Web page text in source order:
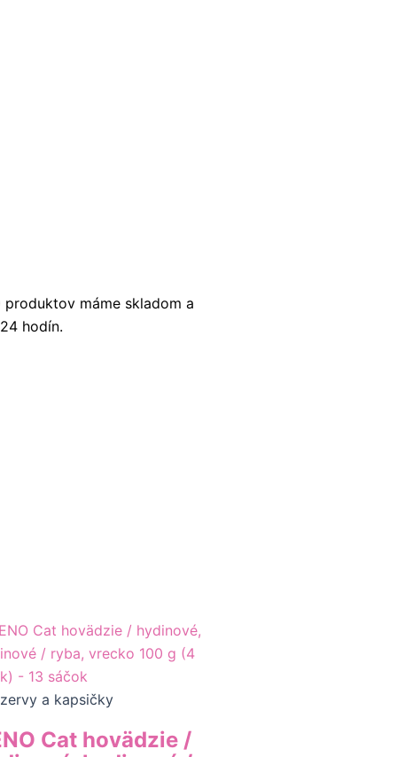
produktov máme skladom a
hodín.
a kapsičky
Cat hovädzie /